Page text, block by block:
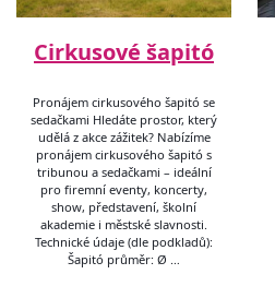
Cirkusové šapitó
Pronájem cirkusového šapitó se
sedačkami Hledáte prostor, který
udělá z akce zážitek? Nabízíme
pronájem cirkusového šapitó s
tribunou a sedačkami – ideální
pro firemní eventy, koncerty,
show, představení, školní
akademie i městské slavnosti.
Technické údaje (dle podkladů):
Šapitó průměr: Ø …